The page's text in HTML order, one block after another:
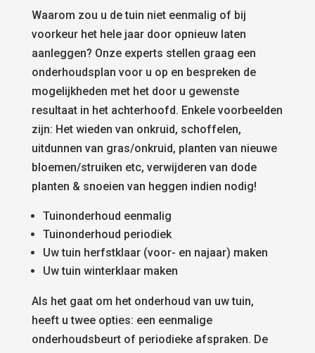
Waarom zou u de tuin niet eenmalig of bij
voorkeur het hele jaar door opnieuw laten
aanleggen? Onze experts stellen graag een
onderhoudsplan voor u op en bespreken de
mogelijkheden met het door u gewenste
resultaat in het achterhoofd. Enkele voorbeelden
zijn: Het wieden van onkruid, schoffelen,
uitdunnen van gras/onkruid, planten van nieuwe
bloemen/struiken etc, verwijderen van dode
planten & snoeien van heggen indien nodig!
Tuinonderhoud eenmalig
Tuinonderhoud periodiek
Uw tuin herfstklaar (voor- en najaar) maken
Uw tuin winterklaar maken
Als het gaat om het onderhoud van uw tuin,
heeft u twee opties: een eenmalige
onderhoudsbeurt of periodieke afspraken. De